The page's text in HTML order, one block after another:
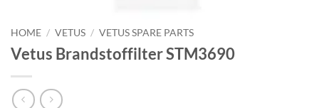
HOME / VETUS / VETUS SPARE PARTS
Vetus Brandstoffilter STM3690